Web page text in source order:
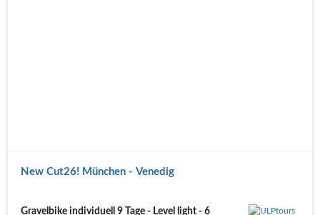
New Cut26! München - Venedig
Gravelbike individuell 9 Tage - Level light - 6